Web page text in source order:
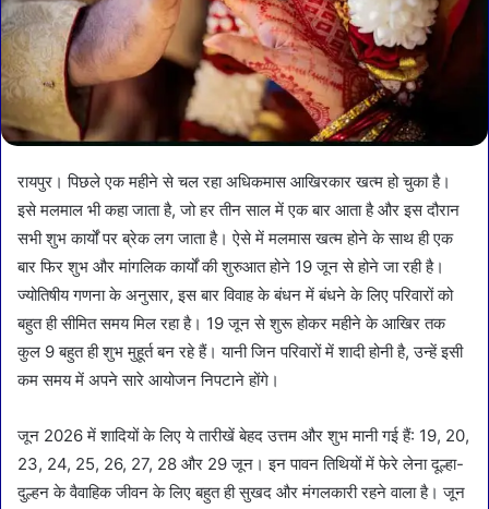
रायपुर। पिछले एक महीने से चल रहा अधिकमास आखिरकार खत्म हो चुका है।
इसे मलमाल भी कहा जाता है, जो हर तीन साल में एक बार आता है और इस दौरान
सभी शुभ कार्यों पर ब्रेक लग जाता है। ऐसे में मलमास खत्म होने के साथ ही एक
बार फिर शुभ और मांगलिक कार्यों की शुरुआत होने 19 जून से होने जा रही है।
ज्योतिषीय गणना के अनुसार, इस बार विवाह के बंधन में बंधने के लिए परिवारों को
बहुत ही सीमित समय मिल रहा है। 19 जून से शुरू होकर महीने के आखिर तक
कुल 9 बहुत ही शुभ मुहूर्त बन रहे हैं। यानी जिन परिवारों में शादी होनी है, उन्हें इसी
कम समय में अपने सारे आयोजन निपटाने होंगे।
जून 2026 में शादियों के लिए ये तारीखें बेहद उत्तम और शुभ मानी गई हैं: 19, 20,
23, 24, 25, 26, 27, 28 और 29 जून। इन पावन तिथियों में फेरे लेना दूल्हा-
दुल्हन के वैवाहिक जीवन के लिए बहुत ही सुखद और मंगलकारी रहने वाला है। जून